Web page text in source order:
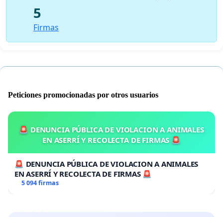
5
Firmas
Peticiones promocionadas por otros usuarios
🚨 DENUNCIA PÚBLICA DE VIOLACION A ANIMALES
EN ASERRÍ Y RECOLECTA DE FIRMAS 🚨
🚨 DENUNCIA PÚBLICA DE VIOLACION A ANIMALES
EN ASERRÍ Y RECOLECTA DE FIRMAS 🚨
5 094 firmas